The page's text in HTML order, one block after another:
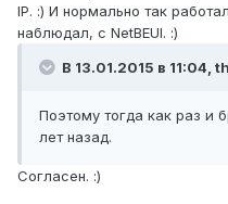
IP. :) И нормально так
наблюдал, с NetBEUI. :)
В 13.01.2015 в 11:04,
Поэтому тогда как раз и
лет назад.
Согласен. :)